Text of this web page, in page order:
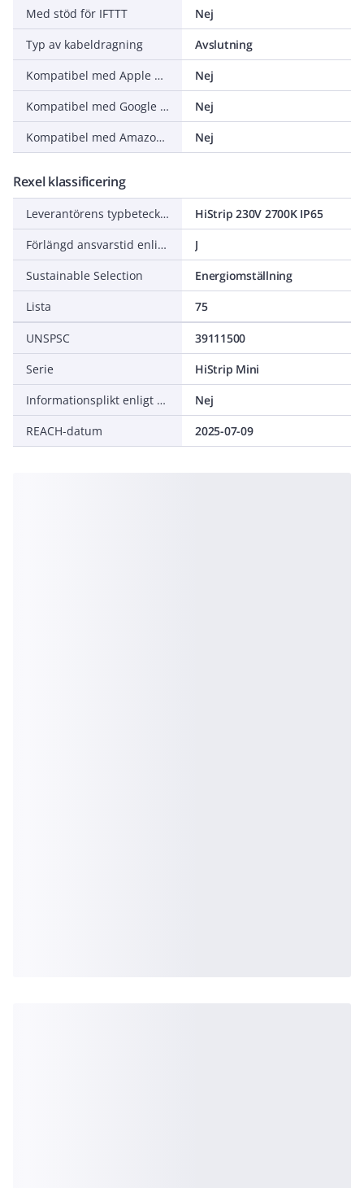
Med stöd för IFTTT
Nej
Typ av kabeldragning
Avslutning
Kompatibel med Apple HomeKit
Nej
Kompatibel med Google Assistant
Nej
Kompatibel med Amazon Alexa
Nej
Rexel klassificering
Leverantörens typbeteckning
HiStrip 230V 2700K IP65
Förlängd ansvarstid enligt ALEM-09
J
Sustainable Selection
Energiomställning
Lista
75
UNSPSC
39111500
Serie
HiStrip Mini
Informationsplikt enligt REACH
Nej
REACH-datum
2025-07-09